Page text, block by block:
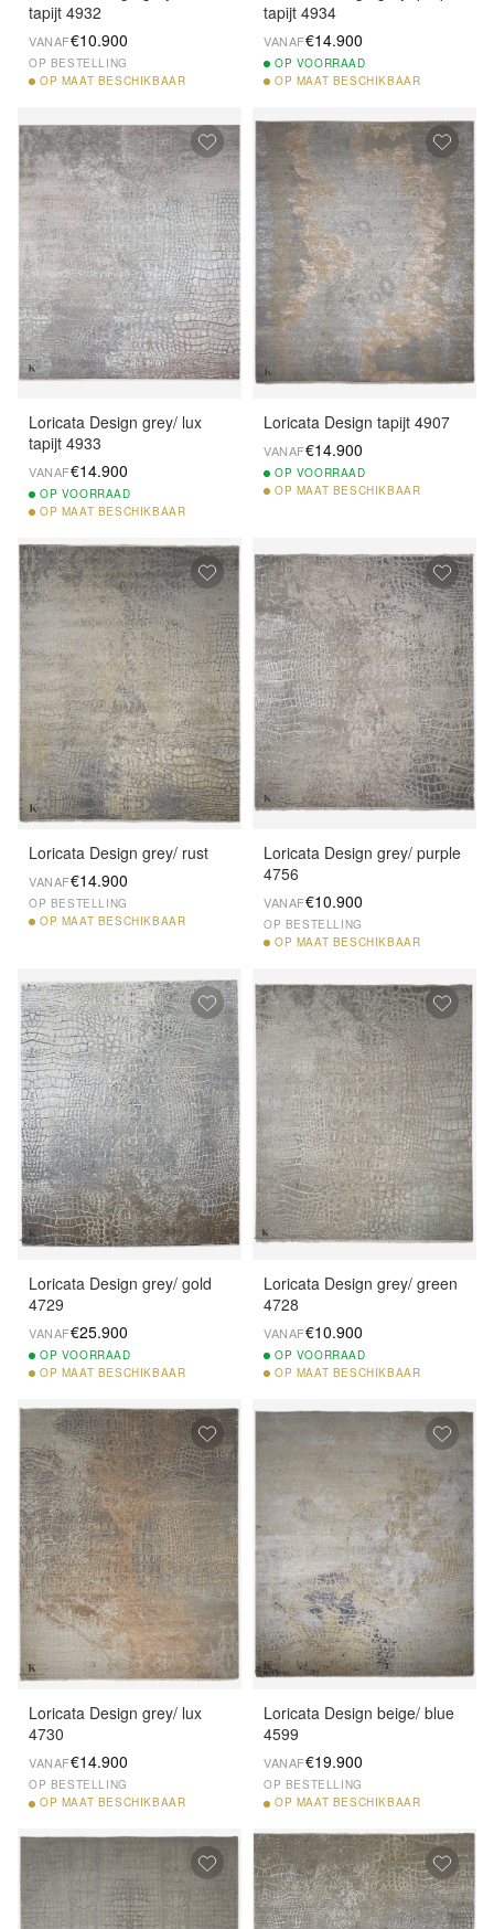
tapijt 4932
VANAF€10.900
OP BESTELLING
OP MAAT BESCHIKBAAR
tapijt 4934
VANAF€14.900
OP VOORRAAD
OP MAAT BESCHIKBAAR
Loricata Design grey/ lux
tapijt 4933
VANAF€14.900
OP VOORRAAD
OP MAAT BESCHIKBAAR
Loricata Design tapijt 4907
VANAF€14.900
OP VOORRAAD
OP MAAT BESCHIKBAAR
Loricata Design grey/ rust
VANAF€14.900
OP BESTELLING
OP MAAT BESCHIKBAAR
Loricata Design grey/ purple
4756
VANAF€10.900
OP BESTELLING
OP MAAT BESCHIKBAAR
Loricata Design grey/ gold
4729
VANAF€25.900
OP VOORRAAD
OP MAAT BESCHIKBAAR
Loricata Design grey/ green
4728
VANAF€10.900
OP VOORRAAD
OP MAAT BESCHIKBAAR
Loricata Design grey/ lux
4730
VANAF€14.900
OP BESTELLING
OP MAAT BESCHIKBAAR
Loricata Design beige/ blue
4599
VANAF€19.900
OP BESTELLING
OP MAAT BESCHIKBAAR